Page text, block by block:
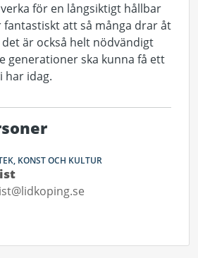
för en långsiktigt hållbar
fantastiskt att så många drar åt
är också helt nödvändigt
generationer ska kunna få ett
har idag.
KONST OCH KULTUR